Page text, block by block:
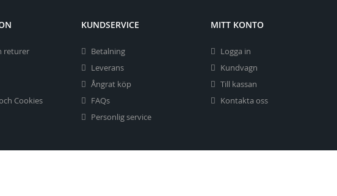
returer
Cookies
KUNDSERVICE
Betalning
Leverans
Ångrat köp
FAQs
Personlig service
MITT KONTO
Logga in
Kundvagn
Till kassan
Kontakta oss